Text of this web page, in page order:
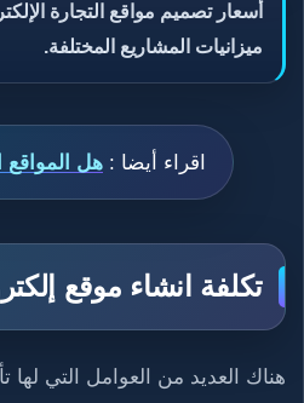
أسعار تصميم مواقع التجارة
ميزانيات المشاريع المختلفة.
اقراء أيضا : هل المواقع
تكلفة انشاء موقع
هناك العديد من العوامل التي لها